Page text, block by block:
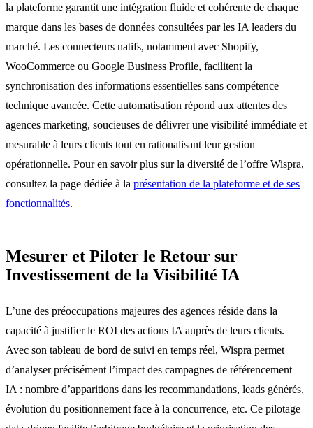
la plateforme garantit une intégration fluide et cohérente de chaque
marque dans les bases de données consultées par les IA leaders du
marché. Les connecteurs natifs, notamment avec Shopify,
WooCommerce ou Google Business Profile, facilitent la
synchronisation des informations essentielles sans compétence
technique avancée. Cette automatisation répond aux attentes des
agences marketing, soucieuses de délivrer une visibilité immédiate et
mesurable à leurs clients tout en rationalisant leur gestion
opérationnelle. Pour en savoir plus sur la diversité de l’offre Wispra,
consultez la page dédiée à la présentation de la plateforme et de ses
fonctionnalités.
Mesurer et Piloter le Retour sur
Investissement de la Visibilité IA
L’une des préoccupations majeures des agences réside dans la
capacité à justifier le ROI des actions IA auprès de leurs clients.
Avec son tableau de bord de suivi en temps réel, Wispra permet
d’analyser précisément l’impact des campagnes de référencement
IA : nombre d’apparitions dans les recommandations, leads générés,
évolution du positionnement face à la concurrence, etc. Ce pilotage